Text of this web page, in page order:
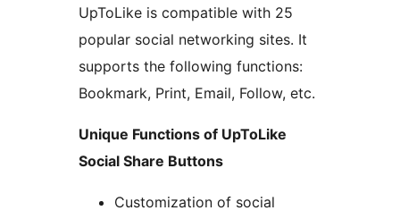
UpToLike is compatible with 25
popular social networking sites. It
supports the following functions:
Bookmark, Print, Email, Follow, etc.
Unique Functions of UpToLike
Social Share Buttons
Customization of social